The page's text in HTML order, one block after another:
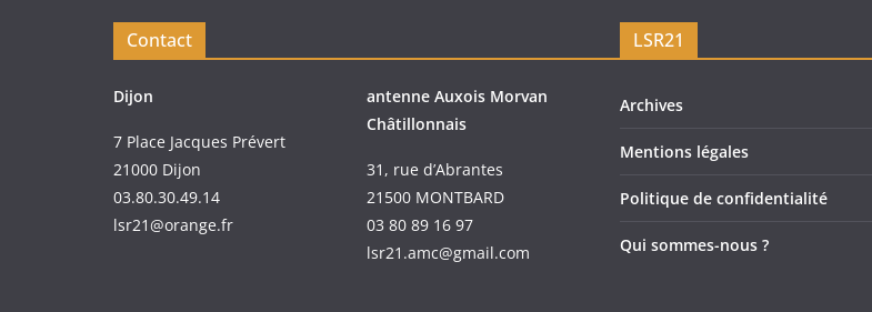
Contact
Dijon
7 Place Jacques Prévert
21000 Dijon
03.80.30.49.14
lsr21@orange.fr
antenne Auxois Morvan
Châtillonnais
31, rue d’Abrantes
21500 MONTBARD
03 80 89 16 97
lsr21.amc@gmail.com
LSR21
Archives
Mentions légales
Politique de confidentialité
Qui sommes-nous ?